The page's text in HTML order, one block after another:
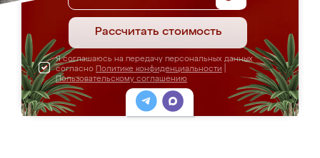
Рассчитать стоимость
Я соглашаюсь на передачу персональных данных
согласно Политике конфиденциальности
Пользовательскому соглашению